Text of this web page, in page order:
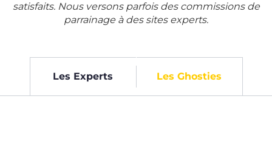
satisfaits. Nous versons parfois des commissions de
parrainage à des sites experts.
Les Experts Les Ghosties